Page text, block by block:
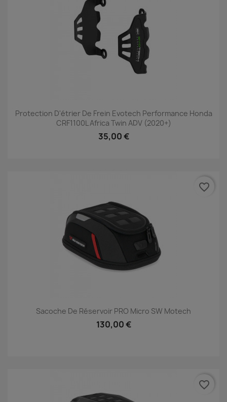
Protection D'étrier De Frein Evotech Performance Honda
CRF1100L Africa Twin ADV (2020+)
35,00 €
Sacoche De Réservoir PRO Micro SW Motech
130,00 €
favorite_border
favorite_border